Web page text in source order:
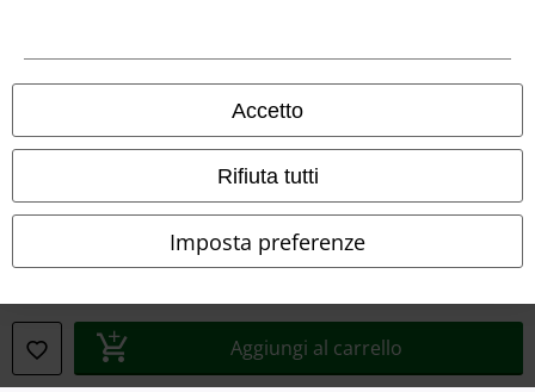
Accetto
Rifiuta tutti
Imposta preferenze
Aggiungi al carrello
Info legali
Termini & Condizioni
Redazione
Legge sulla Privacy
Smaltimento rifiuti e protezione dell’ambiente
Dichiarazione di Conformità
Informazioni sull'accessibilità